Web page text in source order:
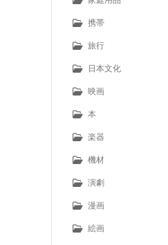
携帯
旅行
日本文化
映画
本
楽器
機材
演劇
漫画
絵画